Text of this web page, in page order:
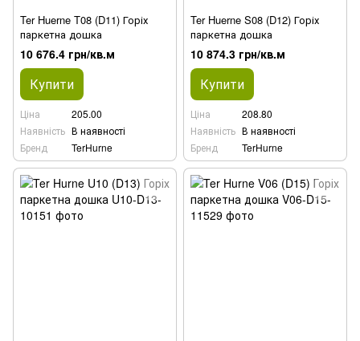
Ter Huerne T08 (D11) Горіх
паркетна дошка
10 676.4 грн/кв.м
Купити
Ціна
205.00
Наявність В наявності
Бренд
TerHurne
Ter Huerne S08 (D12) Горіх
паркетна дошка
10 874.3 грн/кв.м
Купити
Ціна
208.80
Наявність В наявності
Бренд
TerHurne